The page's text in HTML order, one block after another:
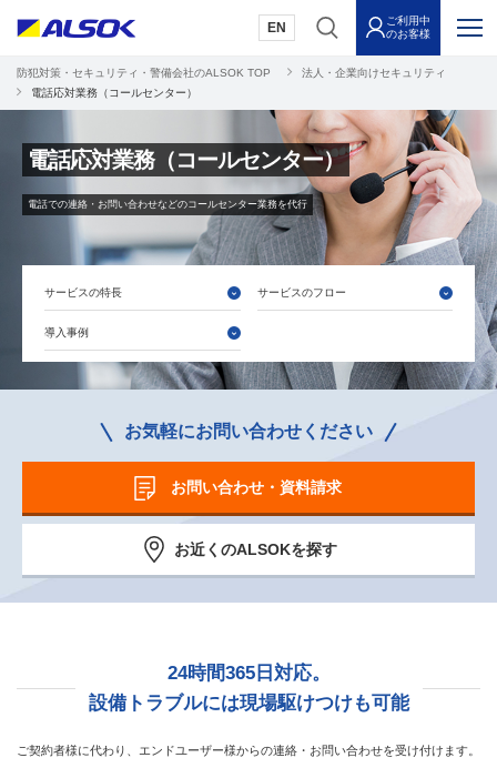
EN
ご利用中
のお客様
防犯対策・セキュリティ・警備会社のALSOK TOP
法人・企業向けセキュリティ
電話応対業務（コールセンター）
電話応対業務（コールセンター）
電話での連絡・お問い合わせなどのコールセンター業務を代行
サービスの特長 サービスのフロー
導入事例
お気軽にお問い合わせください
お問い合わせ・資料請求
お近くのALSOKを探す
24時間365日対応。
設備トラブルには現場駆けつけも可能
ご契約者様に代わり、エンドユーザー様からの連絡・お問い合わせを受け付けます。